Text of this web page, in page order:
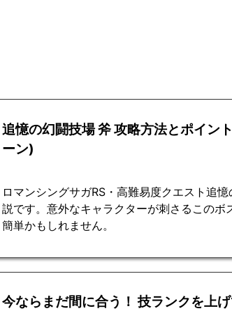
追憶の幻闘技場 斧 攻略方法とポイン
ーン)
ロマンシングサガRS・高難易度クエスト追
説です。意外なキャラクターが刺さるこの
簡単かもしれません。
今ならまだ間に合う！ 技ランクを上